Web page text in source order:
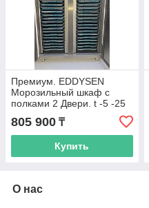
Премиум. EDDYSEN
Морозильный шкаф с
полками 2 Двери. t -5 -25
805 900 ₸
Купить
О нас